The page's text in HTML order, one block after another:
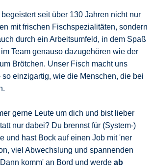
seit über 130 Jahren nicht nur
mit frischen Fischspezialitäten, sondern
durch ein Arbeitsumfeld, in dem Spaß
Team genauso dazugehören wie der
Brötchen. Unser Fisch macht uns
so einzigartig, wie die Menschen, die bei
gerne Leute um dich und bist lieber
nur dabei? Du brennst für (System-)
und hast Bock auf einen Job mit 'ner
viel Abwechslung und spannenden
komm' an Bord und werde ab